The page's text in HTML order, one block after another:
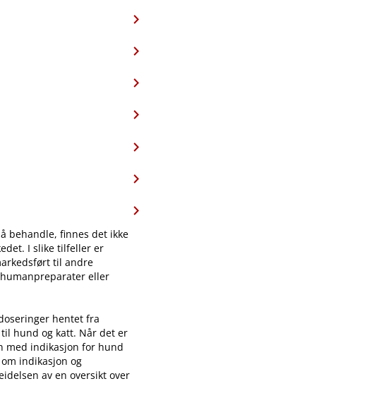
behandle, finnes det ikke
I slike tilfeller er
til andre
eller
hentet fra
hund og katt. Når det er
med indikasjon for hund
indikasjon og
av en oversikt over